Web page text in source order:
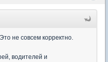
не совсем корректно.
водителей и